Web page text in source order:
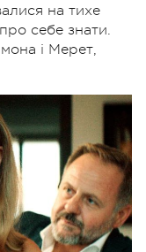
на тихе
себе знати.
і Мерет,